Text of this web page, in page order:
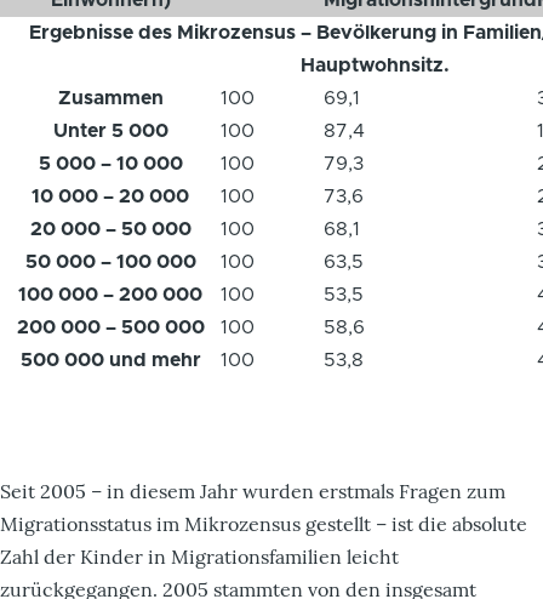
Ergebnisse des Mikrozensus – Bevölkerung in
Hauptwohnsitz.
Zusammen
100 69,1
Unter 5 000
100 87,4
5 000 – 10 000
100 79,3
10 000 – 20 000
100 73,6
20 000 – 50 000
100 68,1
50 000 – 100 000
100 63,5
100 000 – 200 000
100 53,5
200 000 – 500 000
100 58,6
500 000 und mehr
100 53,8
Seit 2005 – in diesem Jahr wurden erstmals Fragen zum
Migrationsstatus im Mikrozensus gestellt – ist die absolute
Zahl der Kinder in Migrationsfamilien leicht
zurückgegangen. 2005 stammten von den insgesamt